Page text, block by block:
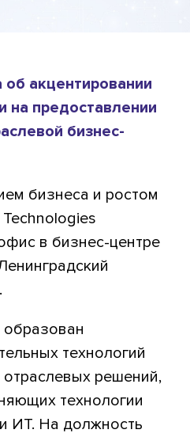
акцентировании
на предоставлении
бизнес-
бизнеса и ростом
в бизнес-центре
образован
технологий
решений,
технологии
ИТ. На должность